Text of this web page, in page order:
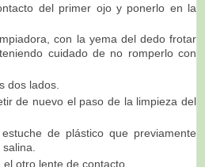
del primer ojo y ponerlo en la
con la yema del dedo frotar
cuidado de no romperlo con
dos lados.
de nuevo el paso de la limpieza del
de plástico que previamente
otro lente de contacto.